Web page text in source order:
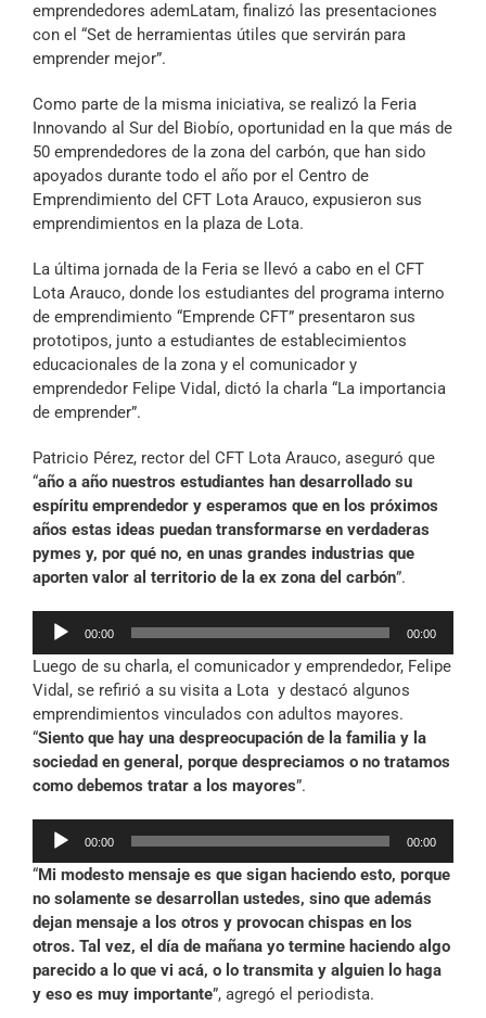
emprendedores ademLatam, finalizó las presentaciones
con el “Set de herramientas útiles que servirán para
emprender mejor”.
Como parte de la misma iniciativa, se realizó la Feria
Innovando al Sur del Biobío, oportunidad en la que más de
50 emprendedores de la zona del carbón, que han sido
apoyados durante todo el año por el Centro de
Emprendimiento del CFT Lota Arauco, expusieron sus
emprendimientos en la plaza de Lota.
La última jornada de la Feria se llevó a cabo en el CFT
Lota Arauco, donde los estudiantes del programa interno
de emprendimiento “Emprende CFT” presentaron sus
prototipos, junto a estudiantes de establecimientos
educacionales de la zona y el comunicador y
emprendedor Felipe Vidal, dictó la charla “La importancia
de emprender”.
Patricio Pérez, rector del CFT Lota Arauco, aseguró que
“año a año nuestros estudiantes han desarrollado su
espíritu emprendedor y esperamos que en los próximos
años estas ideas puedan transformarse en verdaderas
pymes y, por qué no, en unas grandes industrias que
aporten valor al territorio de la ex zona del carbón”.
Reproductor
audio
00:00 00:00
Luego de su charla, el comunicador y emprendedor, Felipe
Vidal, se refirió a su visita a Lota y destacó algunos
emprendimientos vinculados con adultos mayores.
“Siento que hay una despreocupación de la familia y la
sociedad en general, porque despreciamos o no tratamos
como debemos tratar a los mayores”.
Reproductor
audio
00:00 00:00
“Mi modesto mensaje es que sigan haciendo esto, porque
no solamente se desarrollan ustedes, sino que además
dejan mensaje a los otros y provocan chispas en los
otros. Tal vez, el día de mañana yo termine haciendo algo
parecido a lo que vi acá, o lo transmita y alguien lo haga
y eso es muy importante”, agregó el periodista.